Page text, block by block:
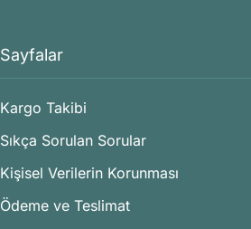
Sayfalar
Kargo Takibi
Sıkça Sorulan Sorular
Kişisel Verilerin Korunması
Ödeme ve Teslimat